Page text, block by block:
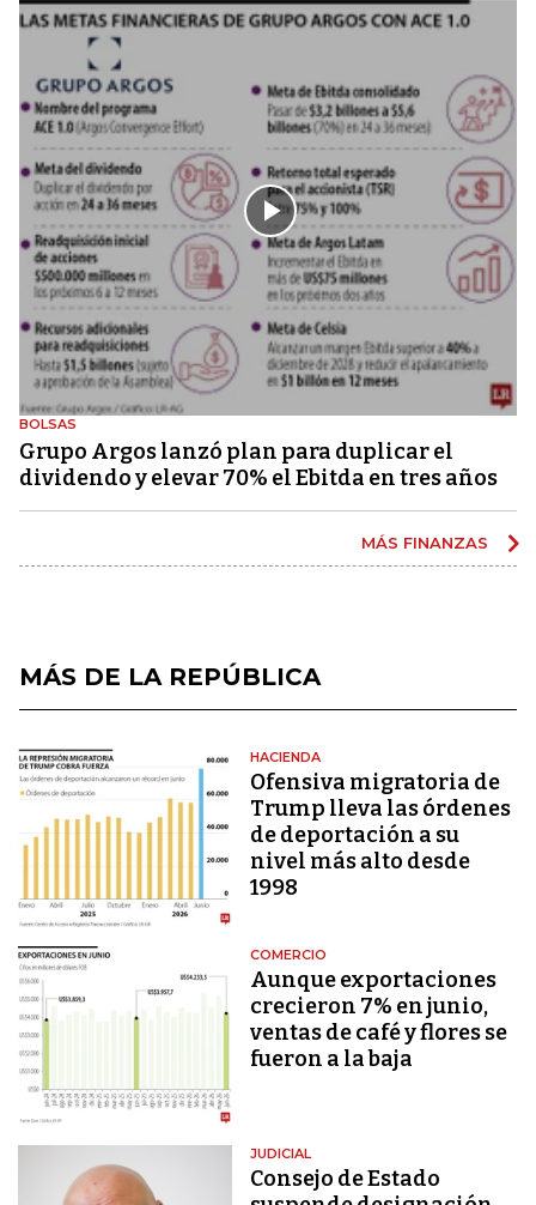
BOLSAS
Grupo Argos lanzó plan para duplicar el
dividendo y elevar 70% el Ebitda en tres años
MÁS FINANZAS
MÁS DE LA REPÚBLICA
HACIENDA
Ofensiva migratoria de
Trump lleva las órdenes
de deportación a su
nivel más alto desde
1998
COMERCIO
Aunque exportaciones
crecieron 7% en junio,
ventas de café y flores se
fueron a la baja
JUDICIAL
Consejo de Estado